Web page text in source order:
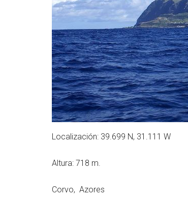
Localización: 39.699 N, 31.111 W
Altura: 718 m.
Corvo, Azores